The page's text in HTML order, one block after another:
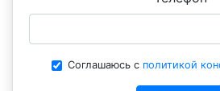
Соглашаюсь с политикой